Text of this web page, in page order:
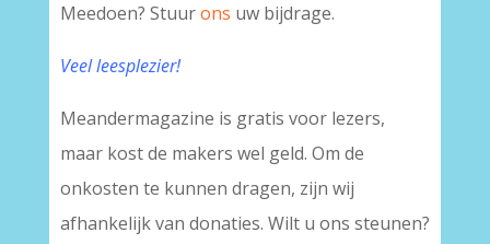
Meedoen? Stuurons uw bijdrage.
Veel leesplezier!
Meandermagazine is gratis voor lezers,
maar kost de makers wel geld. Om de
onkosten te kunnen dragen, zijn wij
afhankelijk van donaties. Wilt u ons steunen?